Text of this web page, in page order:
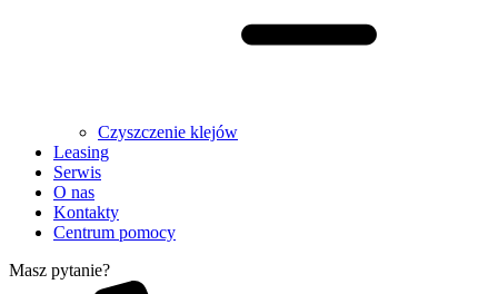
Czyszczenie klejów
Leasing
Serwis
O nas
Kontakty
Centrum pomocy
Masz pytanie?